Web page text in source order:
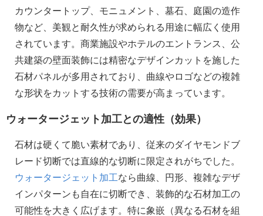
カウンタートップ、モニュメント、墓石、庭園の造作
物など、美観と耐久性が求められる用途に幅広く使用
されています。商業施設やホテルのエントランス、公
共建築の壁面装飾には精密なデザインカットを施した
石材パネルが多用されており、曲線やロゴなどの複雑
な形状をカットする技術の需要が高まっています。
ウォータージェット加工との適性（効果）
石材は硬くて脆い素材であり、従来のダイヤモンドブ
レード切断では直線的な切断に限定されがちでした。
ウォータージェット加工なら曲線、円形、複雑なデザ
インパターンも自在に切断でき、装飾的な石材加工の
可能性を大きく広げます。特に象嵌（異なる石材を組